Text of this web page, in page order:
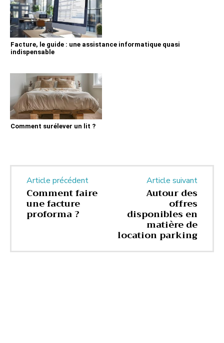
Facture, le guide : une assistance informatique quasi
indispensable
Comment surélever un lit ?
Article précédent
Comment faire
une facture
proforma ?
Article suivant
Autour des
offres
disponibles en
matière de
location parking